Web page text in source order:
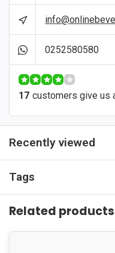
0252580580
17 customers give us
Recently viewed
Tags
Related products